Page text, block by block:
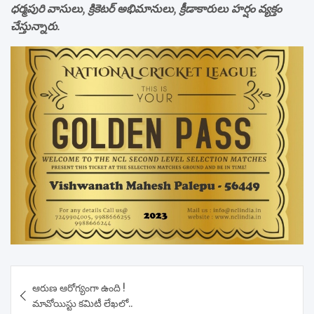
ధర్మపురి వాసులు, క్రికెటర్ అభిమానులు, క్రీడాకారులు హర్షం వ్యక్తం
చేస్తున్నారు.
navigation
ఆరుణ ఆరోగ్యంగా ఉంది !
మావోయిస్టు కమిటీ లేఖలో..